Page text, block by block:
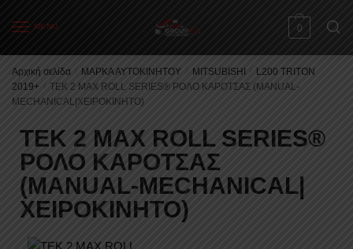
MENU 0
Αρχική σελίδα ΜΑΡΚΑ ΑΥΤΟΚΙΝΗΤΟΥ MITSUBISHI
L200 TRITON
2019+
TEK 2 MAX ROLL SERIES® ΡΟΛΟ ΚΑΡΟΤΣΑΣ (MANUAL-
MECHANICAL|ΧΕΙΡΟΚΙΝΗΤΟ)
TEK 2 MAX ROLL SERIES®
ΡΟΛΟ ΚΑΡΟΤΣΑΣ
(MANUAL-MECHANICAL|
ΧΕΙΡΟΚΙΝΗΤΟ)